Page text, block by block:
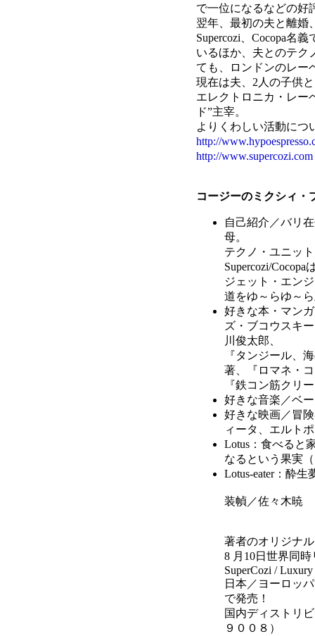
で一位になるなどの好
翌年、最初の夫と離婚
Supercozi、Cocopa名
いるほか、夫とのテク
ても、ロンドンのレー
現在は夫、2人の子供
エレクトロニカ・レー
ド”主宰。
よりくわしい活動につ
http://
http://www.supercozi.com
コージーのミクシィ・
自己紹介／バリ
母。
テクノ・ユニッ
Supercozi/Cocopa
ジェット・エン
道をゆ～らゆ～
好きな本・マン
ズ・ブコウスキ
川俊太郎、
『タンジール、
著、『ロマネ・
『鉄コン筋クリ
好きな音楽／ベ
好きな映画／冒
ィータ、エルト
Lotus：食べると
なるという果実
Lotus-eater：酔生
装幀／佐々木暁
著者のオリジナ
8 月10日世界同時
SuperCozi /
日本／ヨーロッ
で発売！
国内ディストリ
９００８）